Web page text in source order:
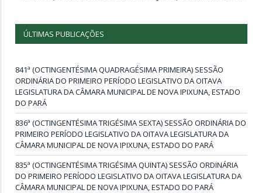
ÚLTIMAS PUBLICAÇÕES
841ª (OCTINGENTÉSIMA QUADRAGÉSIMA PRIMEIRA) SESSÃO
ORDINÁRIA DO PRIMEIRO PERÍODO LEGISLATIVO DA OITAVA
LEGISLATURA DA CÂMARA MUNICIPAL DE NOVA IPIXUNA, ESTADO
DO PARÁ
836ª (OCTINGENTÉSIMA TRIGÉSIMA SEXTA) SESSÃO ORDINÁRIA DO
PRIMEIRO PERÍODO LEGISLATIVO DA OITAVA LEGISLATURA DA
CÂMARA MUNICIPAL DE NOVA IPIXUNA, ESTADO DO PARÁ
835ª (OCTINGENTÉSIMA TRIGÉSIMA QUINTA) SESSÃO ORDINÁRIA
DO PRIMEIRO PERÍODO LEGISLATIVO DA OITAVA LEGISLATURA DA
CÂMARA MUNICIPAL DE NOVA IPIXUNA, ESTADO DO PARÁ